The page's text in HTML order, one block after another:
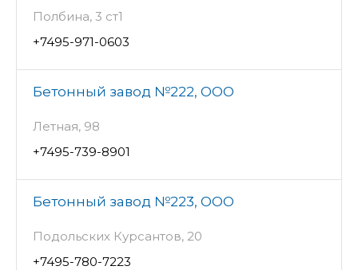
Полбина, 3 ст1
+7495-971-0603
Бетонный завод №222, ООО
Летная, 98
+7495-739-8901
Бетонный завод №223, ООО
Подольских Курсантов, 20
+7495-780-7223